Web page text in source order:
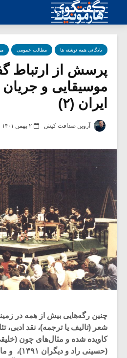
بایگانی همه نوشته ها مطالب عمومی
پرسش از ارتباط
موسیقایی و
ایران (۲)
آروین صداقت کیش ۲ بهمن ۱۴۰۱
چنین رگه‌هایی بیش از همه در
شعر (تالیف یا ترجمه)، نقد ادبی،
(حسینی راد